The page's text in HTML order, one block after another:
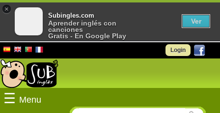
Login
☰ Menu
×
Subingles.com
Aprender inglés con
canciones
Gratis - En Google Play
Ver